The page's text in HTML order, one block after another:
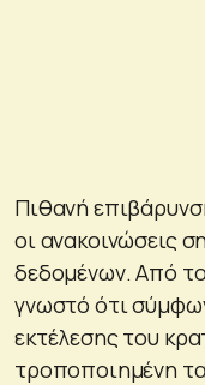
Πιθανή
οι ανακοινώσεις
δεδομένων. Από
γνωστό ότι
εκτέλεσης του
τροποποιημένη